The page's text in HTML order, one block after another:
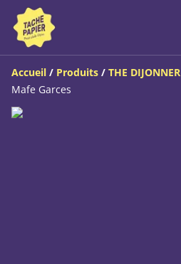
Accueil / Produits / THE DIJONNER
Mafe Garces